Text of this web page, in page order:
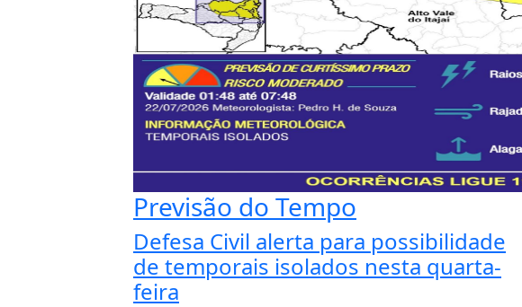
Previsão do Tempo
Defesa Civil alerta para possibilidade
de temporais isolados nesta quarta-
feira